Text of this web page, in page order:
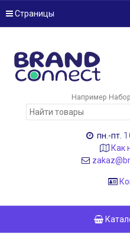
Страницы
Например Набор
пн.-пт.
Как